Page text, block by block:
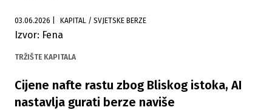
03.06.2026 KAPITAL / SVJETSKE BERZE
Izvor: Fena
TRŽIŠTE KAPITALA
Cijene nafte rastu zbog Bliskog istoka, AI
nastavlja gurati berze naviše